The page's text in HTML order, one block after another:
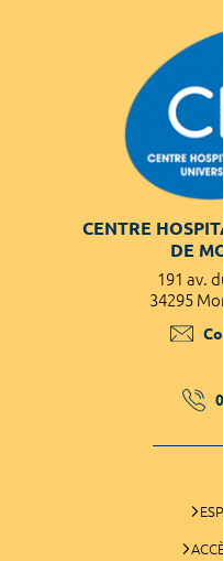
CENTRE
DE
191 av.
34295